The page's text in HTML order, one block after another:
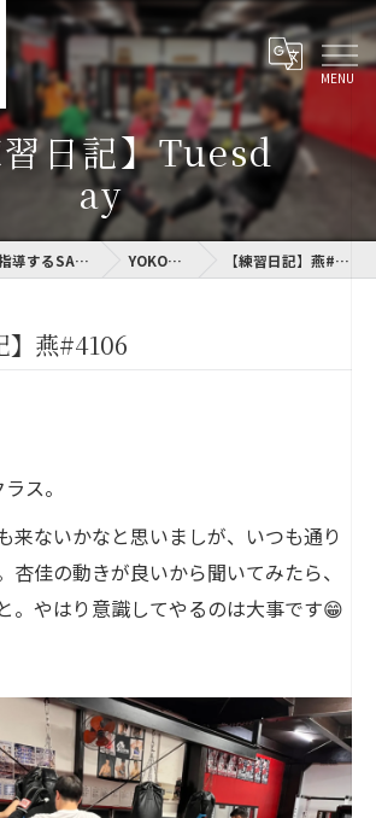
習日記】Tuesd
ay
燕市で格闘技を指導するSAI-GYM YOKOLOG 【練習日記】燕#4106
】燕#4106
ス。
来ないかなと思いましが、いつも通り
杏佳の動きが良いから聞いてみたら、
。やはり意識してやるのは大事です😁